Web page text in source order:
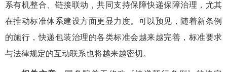
系有机整合、链接联动，共同支持保障快递保障治理，尤其
在推动标准体系建设方面更显力度。可以预见，随着新条例
的施行，快递包装治理的各类标准会越来越完善，标准要求
与法律规定的互动联系也将越来越密切。